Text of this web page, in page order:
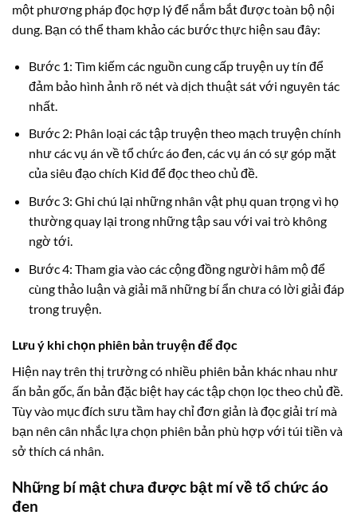
một phương pháp đọc hợp lý để nắm bắt được toàn bộ nội
dung. Bạn có thể tham khảo các bước thực hiện sau đây:
Bước 1: Tìm kiếm các nguồn cung cấp truyện uy tín để
đảm bảo hình ảnh rõ nét và dịch thuật sát với nguyên tác
nhất.
Bước 2: Phân loại các tập truyện theo mạch truyện chính
như các vụ án về tổ chức áo đen, các vụ án có sự góp mặt
của siêu đạo chích Kid để đọc theo chủ đề.
Bước 3: Ghi chú lại những nhân vật phụ quan trọng vì họ
thường quay lại trong những tập sau với vai trò không
ngờ tới.
Bước 4: Tham gia vào các cộng đồng người hâm mộ để
cùng thảo luận và giải mã những bí ẩn chưa có lời giải đáp
trong truyện.
Lưu ý khi chọn phiên bản truyện để đọc
Hiện nay trên thị trường có nhiều phiên bản khác nhau như
ấn bản gốc, ấn bản đặc biệt hay các tập chọn lọc theo chủ đề.
Tùy vào mục đích sưu tầm hay chỉ đơn giản là đọc giải trí mà
bạn nên cân nhắc lựa chọn phiên bản phù hợp với túi tiền và
sở thích cá nhân.
Những bí mật chưa được bật mí về tổ chức áo
đen